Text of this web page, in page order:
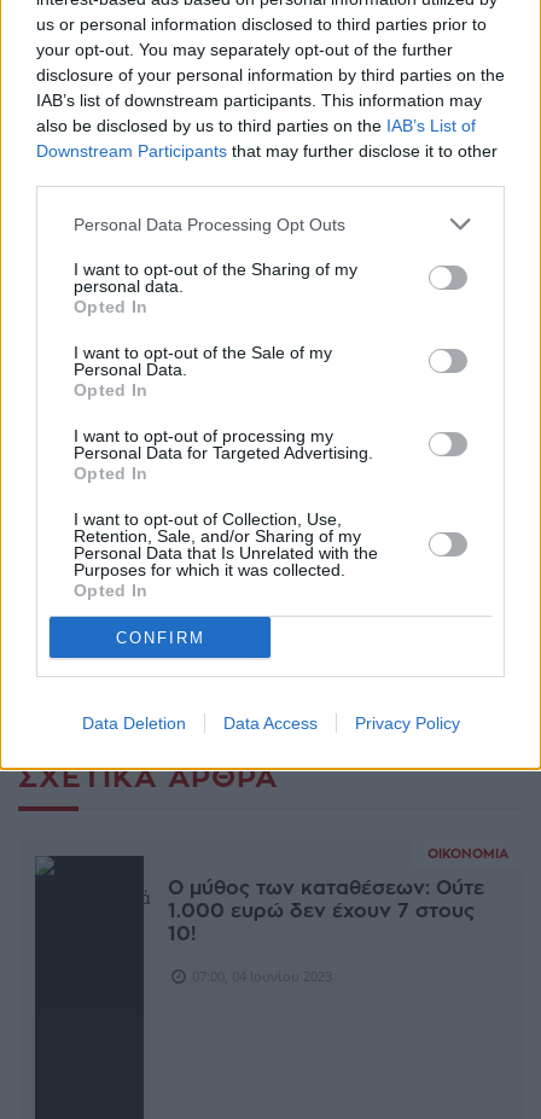
us or personal information disclosed to third parties prior to
your opt-out. You may separately opt-out of the further
disclosure of your personal information by third parties on the
IAB’s list of downstream participants. This information may
also be disclosed by us to third parties on the IAB’s List of
Downstream Participants that may further disclose it to other
Personal Data Processing Opt Outs
I want to opt-out of the Sharing of my
personal data.
Opted In
I want to opt-out of the Sale of my
Personal Data.
Opted In
I want to opt-out of processing my
Personal Data for Targeted Advertising.
Opted In
I want to opt-out of Collection, Use,
Retention, Sale, and/or Sharing of my
Personal Data that Is Unrelated with the
Purposes for which it was collected.
Opted In
CONFIRM
Data Deletion Data Access Privacy Policy
Ετικέτες καταθέσεις Τράπεζες Επιτόκια
εφορία
taxisnet
facebook tweet share
Ακολουθήστε το Sofokleousin.gr στο
Google News
και μάθετε πρώτοι όλες τις ειδήσεις
ΣΧΕΤΙΚΆ ΆΡΘΡΑ
ΟΙΚΟΝΟΜΊΑ
Ο μύθος των καταθέσεων: Ούτε
1.000 ευρώ δεν έχουν 7 στους
10!